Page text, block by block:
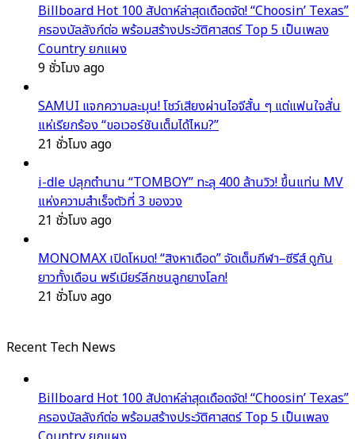
Billboard Hot 100 สัปดาห์ล่าสุดเดือดจัด! “Choosin’ Texas”
ครองบัลลังก์ต่อ พร้อมสร้างประวัติศาสตร์ Top 5 เป็นเพลง
Country ยกแผง
9 ชั่วโมง ago
SAMUI แจกความละมุน! โชว์เสียงผ่านไอจีสั้น ๆ แต่แฟนใจสั่น
แห่เรียกร้อง “ขอเวอร์ชันเต็มได้ไหม?”
21 ชั่วโมง ago
i-dle ปลุกตำนาน “TOMBOY” ทะลุ 400 ล้านวิว! ขึ้นแท่น MV
แห่งความสำเร็จตัวที่ 3 ของวง
21 ชั่วโมง ago
MONOMAX เปิดโหมด! “สิงหาเดือด” จัดเต็มกีฬา–ซีรีส์ ดูกัน
ยาวทั้งเดือน พรีเมียร์ลีกชนลูกยางโลก!
21 ชั่วโมง ago
Recent Tech News
Billboard Hot 100 สัปดาห์ล่าสุดเดือดจัด! “Choosin’ Texas”
ครองบัลลังก์ต่อ พร้อมสร้างประวัติศาสตร์ Top 5 เป็นเพลง